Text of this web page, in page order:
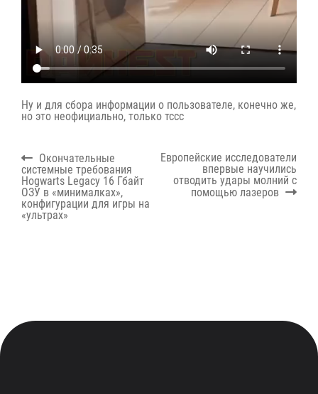
Ну и для сбора информации о пользователе, конечно же,
но это неофициально, только тссс
Навигация
по
записям
Previous
post:
Окончательные
системные требования
Hogwarts Legacy 16 Гбайт
ОЗУ в «минималках»,
конфигурации для игры на
«ультрах»
Next
post:
Европейские исследователи
впервые научились
отводить удары молний с
помощью лазеров